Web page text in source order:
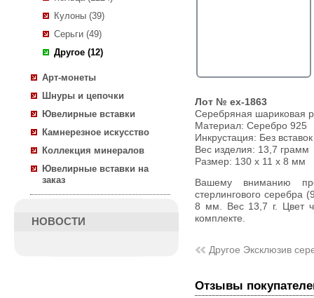
Кулоны (39)
Серьги (49)
Другое (12)
Арт-монеты
Шнуры и цепочки
Ювелирные вставки
Камнерезное искусство
Коллекция минералов
Ювелирные вставки на
заказ
НОВОСТИ
Лот № ex-1863
Серебряная шариковая
Материал: Серебро 925
Инкрустация: Без вставок
Вес изделия: 13,7 грамм
Размер: 130 х 11 х 8 мм
Вашему вниманию предлагается ручка из текстурного
стерлингового серебра
8 мм. Вес 13,7 г. Цвет
комплекте.
Другое Эксклюзив
Отзывы